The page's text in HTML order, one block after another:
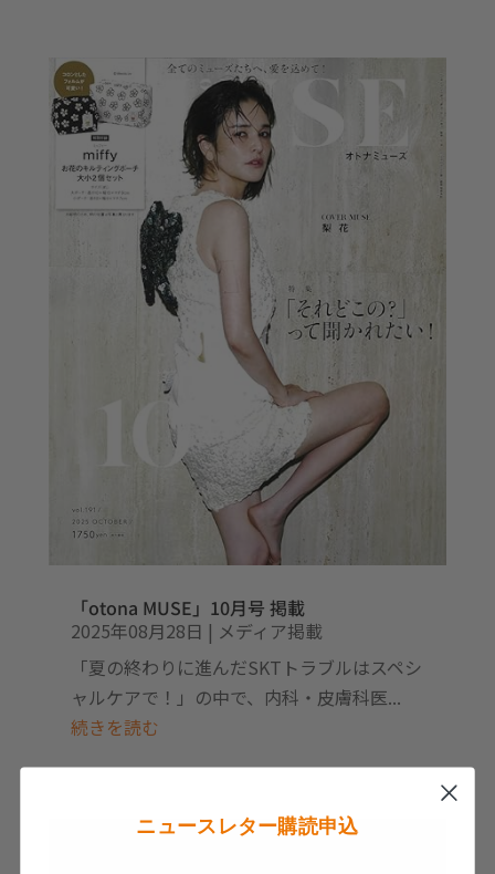
「otona MUSE」10月号 掲載
2025年08月28日 | メディア掲載
「夏の終わりに進んだSKTトラブルはスペシ
ャルケアで！」の中で、内科・皮膚科医...
続きを読む
ニュースレター購読申込